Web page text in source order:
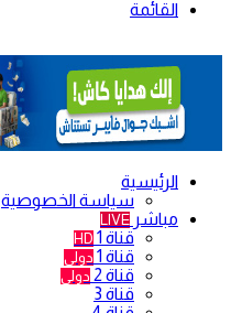
القائمة
الرئيسية
سياسة الخصوصية
مباشر LIVE
قناة 1 HD
قناة 1 دولي
قناة 2 دولي
قناة 3